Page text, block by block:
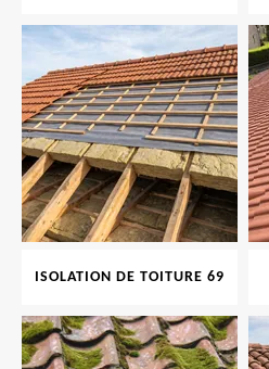
ISOLATION DE TOITURE 69